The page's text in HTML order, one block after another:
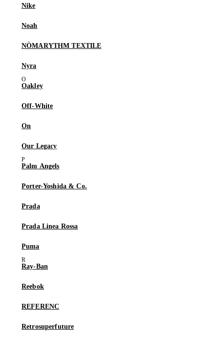
Nike
Noah
NÒMARYTHM TEXTILE
Nyra
Oakley
Off-White
On
Our Legacy
Palm Angels
Porter-Yoshida & Co.
Prada
Prada Linea Rossa
Puma
Ray-Ban
Reebok
REFERENC
Retrosuperfuture